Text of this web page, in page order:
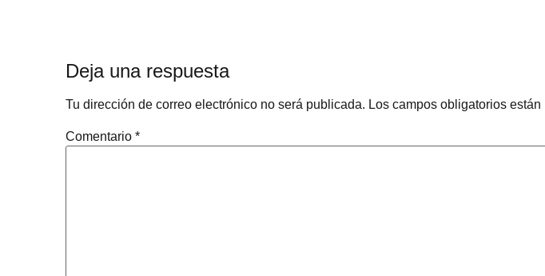
Deja una respuesta
Tu dirección de correo electrónico no será publicada. Los campos obligatorios están
Comentario *